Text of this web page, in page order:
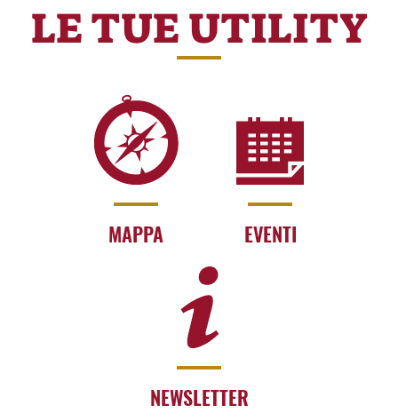
LE TUE UTILITY
MAPPA EVENTI
NEWSLETTER